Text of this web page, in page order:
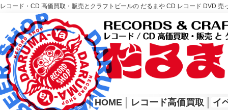
レコード・CD 高価買取・販売とクラフトビールの だるまや CD レコード DVD
レコード高価買取はこちら
HOME
│ HOME レコード高価買取 イ